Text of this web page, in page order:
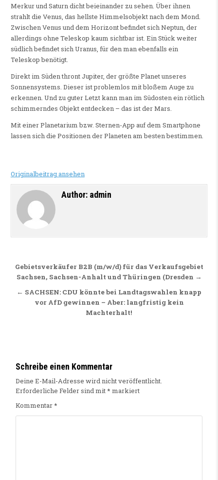
Merkur und Saturn dicht beieinander zu sehen. Über ihnen
strahlt die Venus, das hellste Himmelsobjekt nach dem Mond.
Zwischen Venus und dem Horizont befindet sich Neptun, der
allerdings ohne Teleskop kaum sichtbar ist. Ein Stück weiter
südlich befindet sich Uranus, für den man ebenfalls ein
Teleskop benötigt.
Direkt im Süden thront Jupiter, der größte Planet unseres
Sonnensystems. Dieser ist problemlos mit bloßem Auge zu
erkennen. Und zu guter Letzt kann man im Südosten ein rötlich
schimmerndes Objekt entdecken – das ist der Mars.
Mit einer Planetarium bzw. Sternen-App auf dem Smartphone
lassen sich die Positionen der Planeten am besten bestimmen.
Originalbeitrag ansehen
Author: admin
Beitragsnavigation
Gebietsverkäufer B2B (m/w/d) für das Verkaufsgebiet
Sachsen, Sachsen-Anhalt und Thüringen (Dresden →
← SACHSEN: CDU könnte bei Landtagswahlen knapp
vor AfD gewinnen – Aber: langfristig kein
Machterhalt!
Schreibe einen Kommentar
Deine E-Mail-Adresse wird nicht veröffentlicht.
Erforderliche Felder sind mit* markiert
Kommentar*